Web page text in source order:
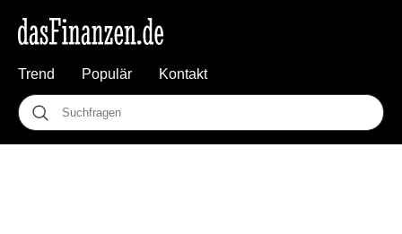
Trend Populär Kontakt